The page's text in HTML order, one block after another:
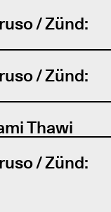
/ Zünd:
/ Zünd:
Thawi
/ Zünd: